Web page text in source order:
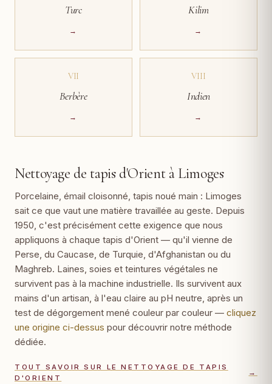
Turc
→
Kilim
→
VII
Berbère
→
VIII
Indien
→
Nettoyage de tapis d'Orient à Limoges
Porcelaine, émail cloisonné, tapis noué main : Limoges
sait ce que vaut une matière travaillée au geste. Depuis
1950, c'est précisément cette exigence que nous
appliquons à chaque tapis d'Orient — qu'il vienne de
Perse, du Caucase, de Turquie, d'Afghanistan ou du
Maghreb. Laines, soies et teintures végétales ne
survivent pas à la machine industrielle. Ils survivent aux
mains d'un artisan, à l'eau claire au pH neutre, après un
test de dégorgement mené couleur par couleur — cliquez
une origine ci-dessus pour découvrir notre méthode
dédiée.
TOUT SAVOIR SUR LE NETTOYAGE DE TAPIS
D'ORIENT
→